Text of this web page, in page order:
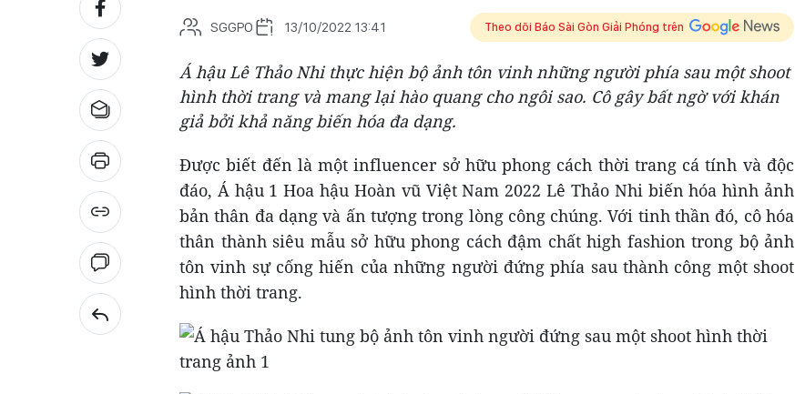
SGGPO 13/10/2022 13:41 Theo dõi Báo Sài Gòn Giải Phóng trên
Á hậu Lê Thảo Nhi thực hiện bộ ảnh tôn vinh những người phía sau một shoot
hình thời trang và mang lại hào quang cho ngôi sao. Cô gây bất ngờ với khán
giả bởi khả năng biến hóa đa dạng.
Được biết đến là một influencer sở hữu phong cách thời trang cá tính và độc
đáo, Á hậu 1 Hoa hậu Hoàn vũ Việt Nam 2022 Lê Thảo Nhi biến hóa hình ảnh
bản thân đa dạng và ấn tượng trong lòng công chúng. Với tinh thần đó, cô hóa
thân thành siêu mẫu sở hữu phong cách đậm chất high fashion trong bộ ảnh
tôn vinh sự cống hiến của những người đứng phía sau thành công một shoot
hình thời trang.